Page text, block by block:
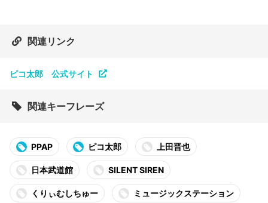
関連リンク
ピコ太郎 公式サイト
関連キーフレーズ
PPAP ピコ太郎 上田晋也
日本武道館 SILENT SIREN
くりぃむしちゅー ミュージックステーション